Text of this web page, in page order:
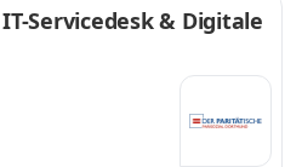
Servicedesk & Digitale